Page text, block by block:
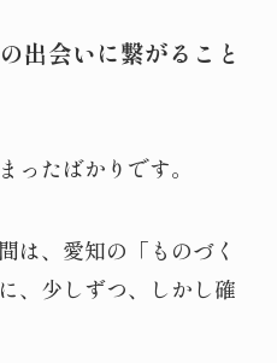
出会いに繋がること
ったばかりです。
は、愛知の「ものづく
、少しずつ、しかし確